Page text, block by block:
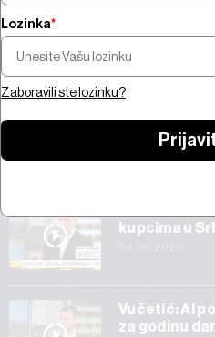
Pregled nedelje - pregovori
prvi rezultati SpaceX-a
Start
kupcima u
Vučetić: AI
za godinu
Lozinka*
Zaboravili ste lozinku?